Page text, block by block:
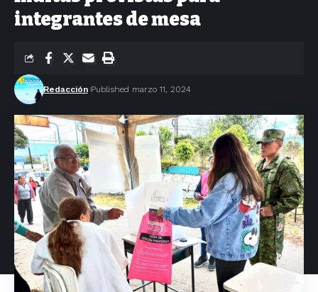
integrantes de mesa
Redacción Published marzo 11, 2024